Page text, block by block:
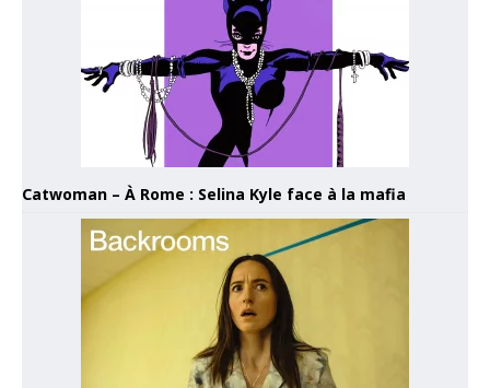
Catwoman – À Rome : Selina Kyle face à la mafia